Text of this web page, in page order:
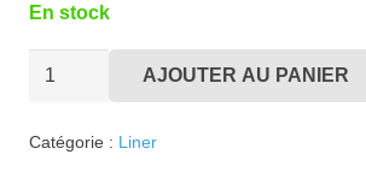
En stock
quantité
Liner
AJOUTER AU PANIER
Catégorie : Liner